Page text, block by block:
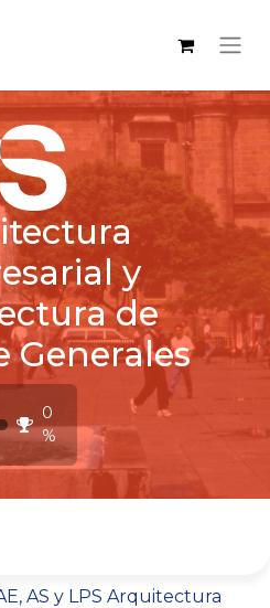
y
de
Generales
0
%
AS y LPS Arquitectura